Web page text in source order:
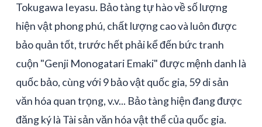
Tokugawa Ieyasu. Bảo tàng tự hào về số lượng
hiện vật phong phú, chất lượng cao và luôn được
bảo quản tốt, trước hết phải kể đến bức tranh
cuộn "Genji Monogatari Emaki" được mệnh danh là
quốc bảo, cùng với 9 bảo vật quốc gia, 59 di sản
văn hóa quan trọng, v.v... Bảo tàng hiện đang được
đăng ký là Tài sản văn hóa vật thể của quốc gia.